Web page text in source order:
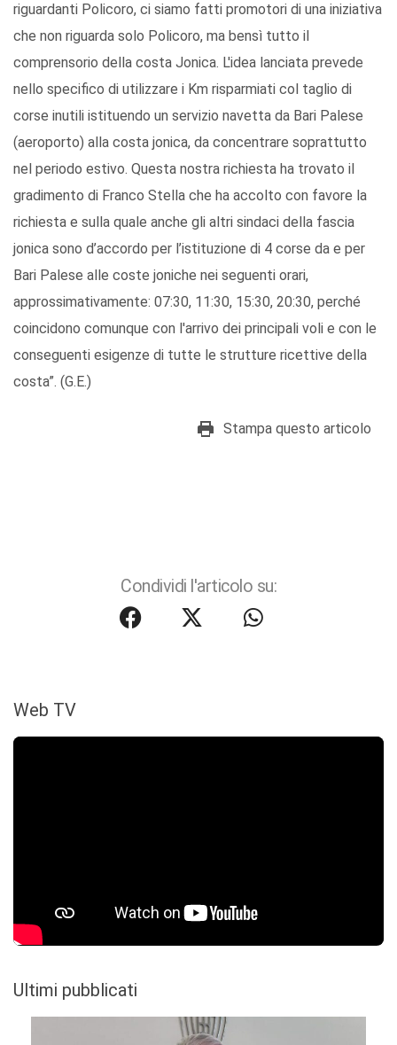
riguardanti Policoro, ci siamo fatti promotori di una iniziativa
che non riguarda solo Policoro, ma bensì tutto il
comprensorio della costa Jonica. L'idea lanciata prevede
nello specifico di utilizzare i Km risparmiati col taglio di
corse inutili istituendo un servizio navetta da Bari Palese
(aeroporto) alla costa jonica, da concentrare soprattutto
nel periodo estivo. Questa nostra richiesta ha trovato il
gradimento di Franco Stella che ha accolto con favore la
richiesta e sulla quale anche gli altri sindaci della fascia
jonica sono d’accordo per l’istituzione di 4 corse da e per
Bari Palese alle coste joniche nei seguenti orari,
approssimativamente: 07:30, 11:30, 15:30, 20:30, perché
coincidono comunque con l'arrivo dei principali voli e con le
conseguenti esigenze di tutte le strutture ricettive della
costa”. (G.E.)
Stampa questo articolo
Condividi l'articolo su:
Web TV
Ultimi pubblicati